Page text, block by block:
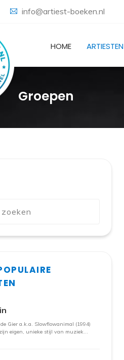
info@artiest-boeken.nl
HOME ARTIESTEN
Groepen
Gier a.k.a. Slowflowanimal (1994)
eigen, unieke stijl van muziek